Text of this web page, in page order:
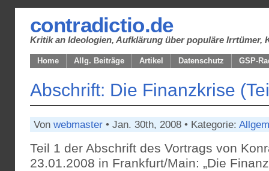
contradictio.de
Kritik an Ideologien, Aufklärung über populäre Irrtümer,
Home Allg. Beiträge Artikel Datenschutz GSP-
Abschrift: Die Finanzkrise
Von webmaster • Jan. 30th, 2008 • Kategorie:
Teil 1 der Abschrift des Vortrags von
23.01.2008 in Frankfurt/Main: „Die